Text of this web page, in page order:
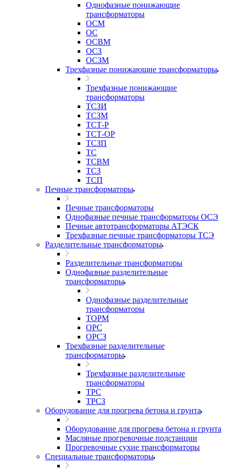
Однофазные понижающие
трансформаторы
ОСМ
ОС
ОСВМ
ОСЗ
ОСЗМ
Трехфазные понижающие трансформаторы
Трехфазные понижающие
трансформаторы
ТСЗИ
ТСЗМ
ТСТ-Р
ТСТ-ОР
ТСЗП
ТС
ТСВМ
ТСЗ
ТСП
Печные трансформаторы
Печные трансформаторы
Однофазные печные трансформаторы ОСЭ
Печные автотрансформаторы АТЭСК
Трехфазные печные трансформаторы ТСЭ
Разделительные трансформаторы
Разделительные трансформаторы
Однофазные разделительные
трансформаторы
Однофазные разделительные
трансформаторы
ТОРМ
ОРС
ОРСЗ
Трехфазные разделительные
трансформаторы
Трехфазные разделительные
трансформаторы
ТРС
ТРСЗ
Оборудование для прогрева бетона и грунта
Оборудование для прогрева бетона и грунта
Масляные прогревочные подстанции
Прогревочные сухие трансформаторы
Специальные трансформаторы